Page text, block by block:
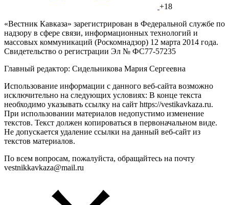
+18
«Вестник Кавказа» зарегистрирован в Федеральной службе по
надзору в сфере связи, информационных технологий и
массовых коммуникаций (Роскомнадзор) 12 марта 2014 года.
Свидетельство о регистрации Эл № ФС77-57235
Главный редактор: Сидельникова Мария Сергеевна
Использование информации с данного веб-сайта возможно
исключительно на следующих условиях: В конце текста
необходимо указывать ссылку на сайт https://vestikavkaza.ru.
При использовании материалов недопустимо изменение
текстов. Текст должен копироваться в первоначальном виде.
Не допускается удаление ссылки на данный веб-сайт из
текстов материалов.
По всем вопросам, пожалуйста, обращайтесь на почту
vestnikkavkaza@mail.ru